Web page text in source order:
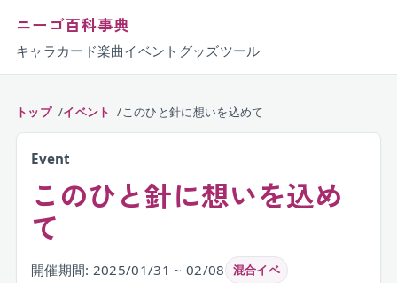
ニーゴ百科事典
キャラ カード楽曲イベント グッズツール
トップ イベント このひと針に想いを込めて
Event
このひと針に想いを込め
て
開催期間: 2025/01/31 ~ 02/08 混合イベ